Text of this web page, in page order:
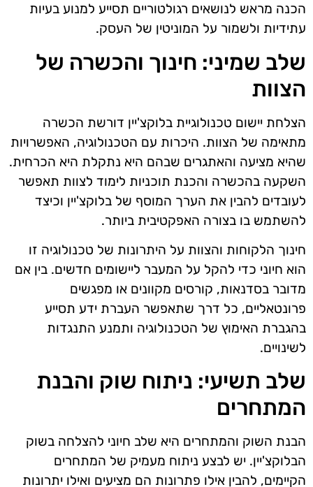
הכנה מראש לנושאים רגולטוריים תסייע למנוע בעיות
עתידיות ולשמור על המוניטין של העסק.
שלב שמיני: חינוך והכשרה של
הצוות
הצלחת יישום טכנולוגיית בלוקצ'יין דורשת הכשרה
מתאימה של הצוות. היכרות עם הטכנולוגיה, האפשרויות
שהיא מציעה והאתגרים שבהם היא נתקלת היא הכרחית.
השקעה בהכשרה והכנת תוכניות לימוד לצוות תאפשר
לעובדים להבין את הערך המוסף של בלוקצ'יין וכיצד
להשתמש בו בצורה האפקטיבית ביותר.
חינוך הלקוחות והצוות על היתרונות של טכנולוגיה זו
הוא חיוני כדי להקל על המעבר ליישומים חדשים. בין אם
מדובר בסדנאות, קורסים מקוונים או מפגשים
פרונטאליים, כל דרך שתאפשר העברת ידע תסייע
בהגברת האימוץ של הטכנולוגיה ותמנע התנגדות
לשינויים.
שלב תשיעי: ניתוח שוק והבנת
המתחרים
הבנת השוק והמתחרים היא שלב חיוני להצלחה בשוק
הבלוקצ'יין. יש לבצע ניתוח מעמיק של המתחרים
הקיימים, להבין אילו פתרונות הם מציעים ואילו יתרונות